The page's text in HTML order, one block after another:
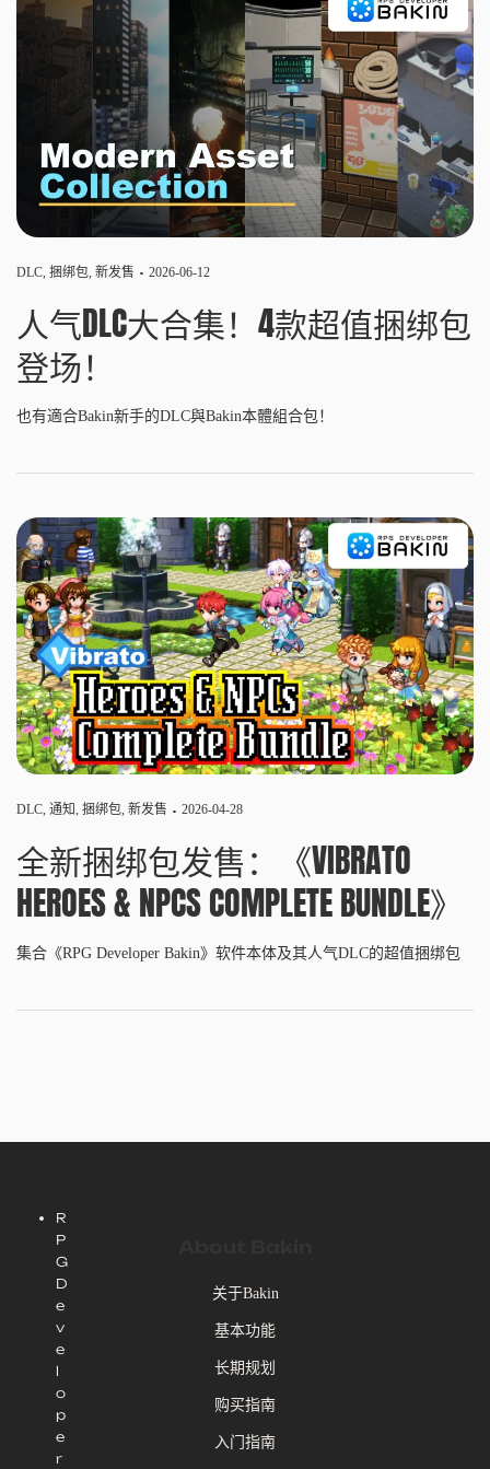
DLC, 捆绑包, 新发售 2026-06-12
人气DLC大合集！4款超值捆绑包
登场！
也有適合Bakin新手的DLC與Bakin本體組合包！
DLC, 通知, 捆绑包, 新发售 2026-04-28
全新捆绑包发售：《VIBRATO
HEROES & NPCS COMPLETE BUNDLE》
集合《RPG Developer Bakin》软件本体及其人气DLC的超值捆绑包
R
P
G
D
e
v
e
l
o
p
e
r
关于Bakin
基本功能
长期规划
购买指南
入门指南